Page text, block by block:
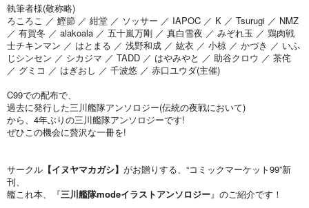
執筆者様(敬称略)
ろころこ ／ 鰹節 ／ 紺堂 ／ ソッサー ／ IAPOC ／ K ／ Tsurugi ／ NMZ
／ 有賀冬 ／ alakoala ／ 五十嵐万剛 ／ 真白雪夜 ／ みぞれ玉 ／ 鶏肉戦
士チキンマン ／ はとまる ／ 浅野和成 ／ 紘衣 ／ 小椋 ／ かづき ／ いふ
じシンセン ／ シカジマ ／ TADD ／ はやみやと ／ 助谷クロウ ／ 茶侘
／ グミコ ／ はぎおし ／ 千波悠 ／ 赤口ユウダ(主催)
C99での配布で、
過去に発行した三川艦隊アンソロジー(伝統の夜戦において)
から、4年ぶりの三川艦隊アンソロジーです!
ぜひこの機会に贅沢な一冊を!
サークル 【イヌヤマカガシ】 がお贈りする、“コミックマーケット99”新
刊、
艦これ本、『三川艦隊modeイラストアンソロジー』のご紹介です！